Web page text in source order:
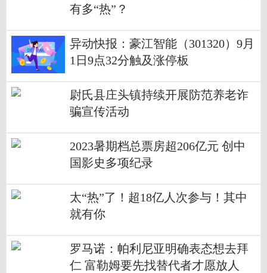
有多“热”？
异动快报：豪江智能（301320）9月
1日9点32分触及涨停板
尉氏县庄头镇持续开展防范养老诈
骗宣传活动
2023暑期档总票房超206亿元 创中
国影史多项纪录
太“热”了！超18亿人次参与！其中
就有你
罗马诺：帕利尼亚明确表态想去拜
仁 富勒姆要先找替代者才愿放人